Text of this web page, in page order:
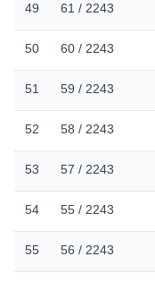
49 61 / 2243
50 60 / 2243
51 59 / 2243
52 58 / 2243
53 57 / 2243
54 55 / 2243
55 56 / 2243